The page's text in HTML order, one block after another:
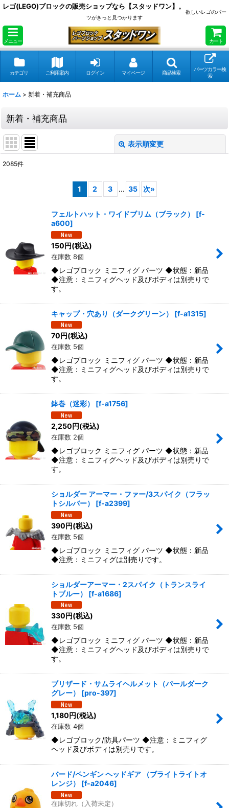
レゴ(LEGO)ブロックの販売ショップなら【スタッドワン】。
欲しいレゴのパー
ツがきっと見つかります
メニュー カート
カテゴリ ご利用案内 ログイン マイページ 商品検索
パーツカラー検
索
ホーム > 新着・補充商品
新着・補充商品
表示順変更
2085件
1 2 3 ... 35 次»
フェルトハット・ワイドブリム（ブラック） [f-
a600]
150円(税込)
在庫数 8個
◆レゴブロック ミニフィグ パーツ ◆状態：新品
◆注意：ミニフィグヘッド及びボディは別売りで
す。
キャップ・穴あり（ダークグリーン） [f-a1315]
70円(税込)
在庫数 5個
◆レゴブロック ミニフィグ パーツ ◆状態：新品
◆注意：ミニフィグヘッド及びボディは別売りで
す。
鉢巻（迷彩） [f-a1756]
2,250円(税込)
在庫数 2個
◆レゴブロック ミニフィグ パーツ ◆状態：新品
◆注意：ミニフィグヘッド及びボディは別売りで
す。
ショルダー アーマー・ファー/3スパイク（フラッ
トシルバー）
[f-a2399]
390円(税込)
在庫数 5個
◆レゴブロック ミニフィグ パーツ ◆状態：新品
◆注意：ミニフィグは別売りです。
ショルダーアーマー・2スパイク（トランスライ
トブルー）
[f-a1686]
330円(税込)
在庫数 5個
◆レゴブロック ミニフィグ パーツ ◆状態：新品
◆注意：ミニフィグヘッド及びボディは別売りで
す。
ブリザード・サムライヘルメット（パールダーク
グレー）
[pro-397]
1,180円(税込)
在庫数 4個
◆レゴブロック/防具パーツ ◆注意：ミニフィグ
ヘッド及びボディは別売りです。
バード/ペンギン ヘッドギア （ブライトライトオ
レンジ）
[f-a2046]
在庫切れ（入荷未定）